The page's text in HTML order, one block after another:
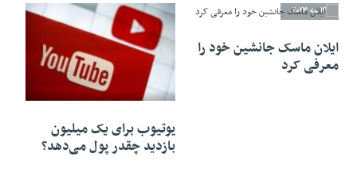
14 مه 2023
ایلان ماسک جانشین خود را
معرفی کرد
14 مه 2023
یوتیوب برای یک میلیون
بازدید چقدر پول می‌دهد؟